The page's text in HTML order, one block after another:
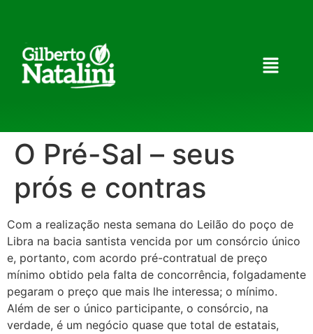
O Pré-Sal – seus
prós e contras
Com a realização nesta semana do Leilão do poço de
Libra na bacia santista vencida por um consórcio único
e, portanto, com acordo pré-contratual de preço
mínimo obtido pela falta de concorrência, folgadamente
pegaram o preço que mais lhe interessa; o mínimo.
Além de ser o único participante, o consórcio, na
verdade, é um negócio quase que total de estatais,